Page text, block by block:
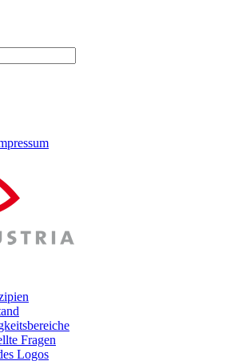
Fragen
Logos